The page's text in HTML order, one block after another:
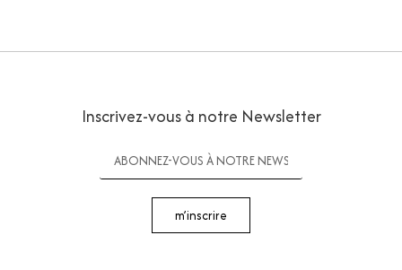
Inscrivez-vous à notre Newsletter
m’inscrire